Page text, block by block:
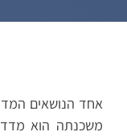
אחד הנושאים
משכנתה הוא